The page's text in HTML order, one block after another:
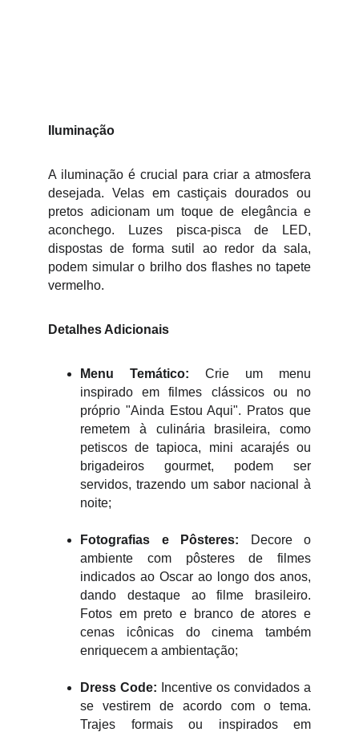
Iluminação
A iluminação é crucial para criar a atmosfera
desejada. Velas em castiçais dourados ou
pretos adicionam um toque de elegância e
aconchego. Luzes pisca-pisca de LED,
dispostas de forma sutil ao redor da sala,
podem simular o brilho dos flashes no tapete
vermelho.
Detalhes Adicionais
Menu Temático: Crie um menu
inspirado em filmes clássicos ou no
próprio "Ainda Estou Aqui". Pratos que
remetem à culinária brasileira, como
petiscos de tapioca, mini acarajés ou
brigadeiros gourmet, podem ser
servidos, trazendo um sabor nacional à
noite;
Fotografias e Pôsteres: Decore o
ambiente com pôsteres de filmes
indicados ao Oscar ao longo dos anos,
dando destaque ao filme brasileiro.
Fotos em preto e branco de atores e
cenas icônicas do cinema também
enriquecem a ambientação;
Dress Code: Incentive os convidados a
se vestirem de acordo com o tema.
Trajes formais ou inspirados em